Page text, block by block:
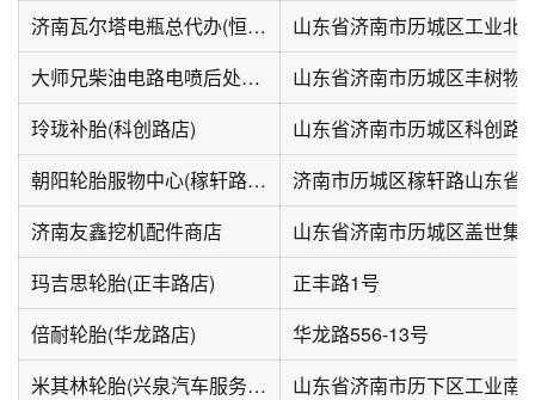
济南瓦尔塔电瓶总代办(恒昂辰轩店)
大师兄柴油电路电喷后处服务中心
山东省济南市历城区丰树物
玲珑补胎(科创路店)
山东省济南市历城区科创路
朝阳轮胎服物中心(稼轩路店)
济南市历城区稼轩路山东省
济南友鑫挖机配件商店
山东省济南市历城区盖世集
玛吉思轮胎(正丰路店)
正丰路1号
倍耐轮胎(华龙路店)
华龙路556-13号
米其林轮胎(兴泉汽车服务中心)
山东省济南市历下区工业南